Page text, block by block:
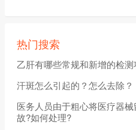
热门搜索
乙肝有哪些常规和新增的检测
汗斑怎么引起的？怎么去除？
医务人员由于粗心将医疗器
故?如何处理?